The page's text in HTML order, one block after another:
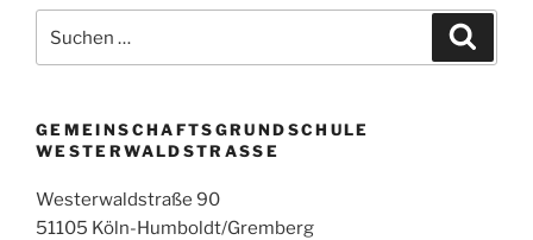
nach:
GEMEINSCHAFTSGRUNDSCHULE
WESTERWALDSTRASSE
Westerwaldstraße 90
51105 Köln-Humboldt/Gremberg